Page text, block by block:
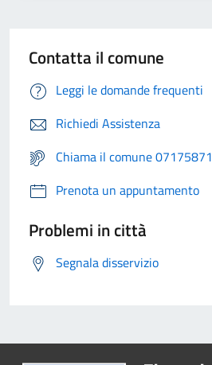
Contatta il comune
Leggi le domande frequenti
Richiedi Assistenza
Chiama il comune 07175871
Prenota un appuntamento
Problemi in città
Segnala disservizio